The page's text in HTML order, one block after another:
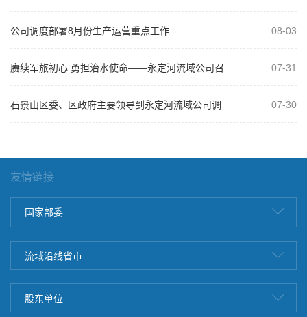
公司调度部署8月份生产运营重点工作 08-03
赓续军旅初心 勇担治水使命——永定河流域公司召
07-31
石景山区委、区政府主要领导到永定河流域公司调
07-30
友情链接
国家部委
流域沿线省市
股东单位